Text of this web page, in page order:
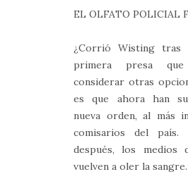
EL OLFATO POLICIAL
¿Corrió Wisting
primera presa
considerar otras
es que ahora han
nueva orden, al más
comisarios del país.
después, los medios
vuelven a oler la sangre.